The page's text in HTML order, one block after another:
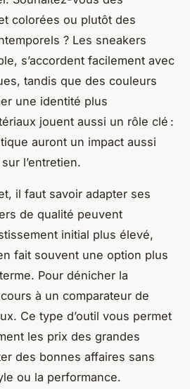
colorées ou plutôt des
? Les sneakers
s’accordent facilement avec
tandis que des couleurs
une identité plus
jouent aussi un rôle clé :
auront un impact aussi
l’entretien.
il faut savoir adapter ses
de qualité peuvent
initial plus élevé,
fait souvent une option plus
Pour dénicher la
à un comparateur de
Ce type d’outil vous permet
les prix des grandes
des bonnes affaires sans
ou la performance.